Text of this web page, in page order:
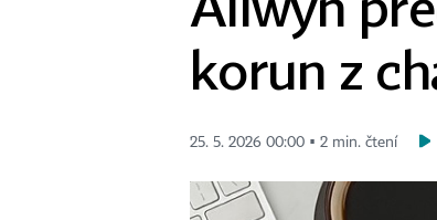
korun z
25. 5. 2026 00:00 ▪ 2 min. čtení